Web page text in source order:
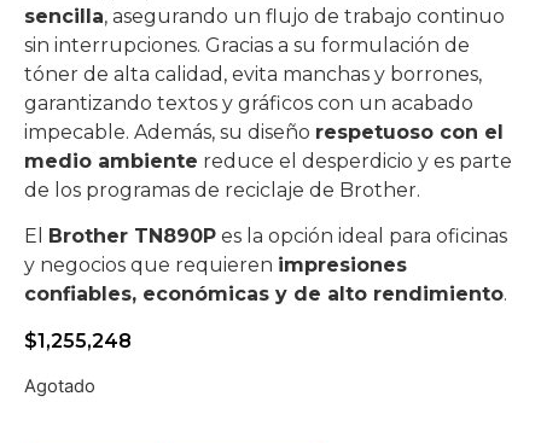
sencilla, asegurando un flujo de trabajo continuo
sin interrupciones. Gracias a su formulación de
tóner de alta calidad, evita manchas y borrones,
garantizando textos y gráficos con un acabado
impecable. Además, su diseño respetuoso con el
medio ambiente reduce el desperdicio y es parte
de los programas de reciclaje de Brother.
El Brother TN890P es la opción ideal para oficinas
y negocios que requieren impresiones
confiables, económicas y de alto rendimiento.
$1,255,248
Agotado